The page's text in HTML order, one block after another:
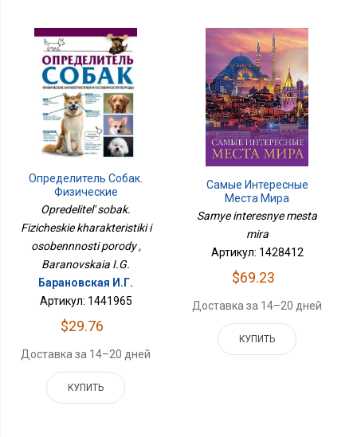
Определитель Собак.
Физические
Характеристики И
Особеннности Породы
Opredelitel' sobak.
Fizicheskie kharakteristiki i
osobennnosti porody ,
Baranovskaia I.G.
Барановская И.Г.
Артикул: 1441965
$29.76
Доставка за 14–20 дней
КУПИТЬ
Самые Интересные
Места Мира
Samye interesnye mesta
mira
Артикул: 1428412
$69.23
Доставка за 14–20 дней
КУПИТЬ